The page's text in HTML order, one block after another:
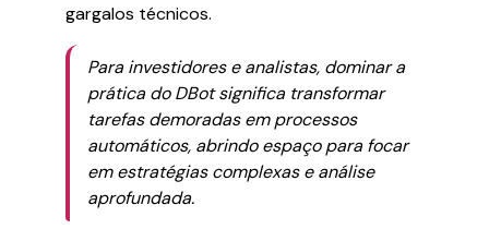
gargalos técnicos.
Para investidores e analistas, dominar a
prática do DBot significa transformar
tarefas demoradas em processos
automáticos, abrindo espaço para focar
em estratégias complexas e análise
aprofundada.